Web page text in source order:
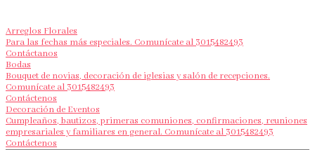
Arreglos Florales
Para las fechas más especiales. Comunícate al 3015482493
Contáctanos
Bodas
Bouquet de novias, decoración de iglesias y salón de recepciones.
Comunícate al 3015482493
Contáctenos
Decoración de Eventos
Cumpleaños, bautizos, primeras comuniones, confirmaciones, reuniones
empresariales y familiares en general. Comunícate al 3015482493
Contáctenos